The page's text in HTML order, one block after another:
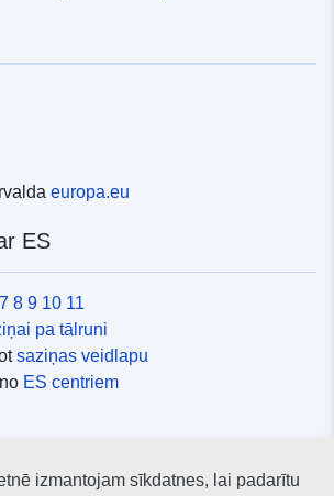
europa.eu
ES
8 9 10 11
pa tālruni
saziņas veidlapu
ES centriem
izmantojam sīkdatnes, lai padarītu